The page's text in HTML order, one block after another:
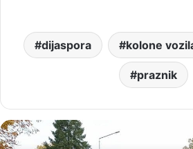
dijaspora kolone
praznik